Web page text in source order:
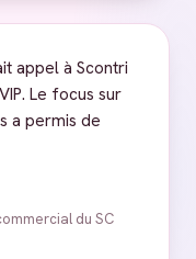
appel à Scontri
Le focus sur
a permis de
du SC